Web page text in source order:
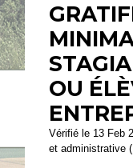
OU
Vérifié le 13 Feb
et administrative